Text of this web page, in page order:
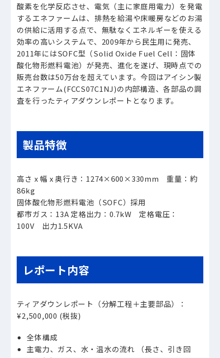
酸素を化学反応させ、電気（主に家庭用電力）を発電
するエネファームは、排熱を給湯や床暖房などのお湯
の供給に活用する点で、無駄なくエネルギーを使える
効率の高いシステムで、2009年から民生用に発売、
2011年にはSOFC型（Solid Oxide Fuel Cell：固体
酸化物形燃料電池）が発売、進化を遂げ、現時点での
販売台数は50万台を超えています。今回はアイシン製
エネファーム(FCCS07C1NJ)の内部構造、各部品の調
査を行ったティアダウンレポートとなります。
製品特徴
高さ x 幅 x 奥行き：1274×600×330mm 重量：約
86kg
固体酸化物形燃料電池（SOFC）採用
都市ガス：13A 定格出力：0.7kW 定格電圧：
100V 出力1.5KVA
レポート内容
ティアダウンレポート（分解工程＋主要部品）：
¥2,500,000 (税抜)
全体構成
主電力、ガス、水・温水の流れ （長さ、引き回